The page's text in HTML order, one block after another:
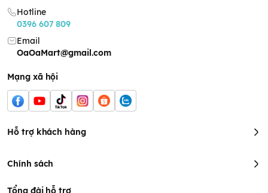
Hotline
0396 607 809
Email
OaOaMart@gmail.com
Mạng xã hội
Hỗ trợ khách hàng
Chính sách